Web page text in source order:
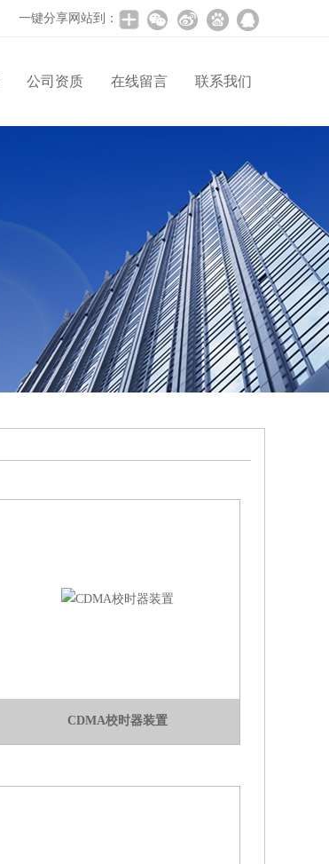
一键分享网站到：
公司资质 在线留言 联系我们
CDMA校时器装置